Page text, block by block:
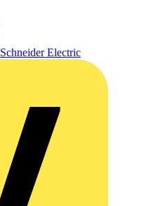
Schneider Electric